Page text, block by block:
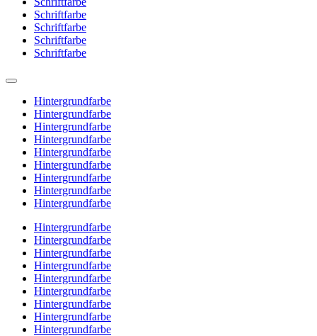
Schriftfarbe
Schriftfarbe
Schriftfarbe
Schriftfarbe
Hintergrundfarbe
Hintergrundfarbe
Hintergrundfarbe
Hintergrundfarbe
Hintergrundfarbe
Hintergrundfarbe
Hintergrundfarbe
Hintergrundfarbe
Hintergrundfarbe
Hintergrundfarbe
Hintergrundfarbe
Hintergrundfarbe
Hintergrundfarbe
Hintergrundfarbe
Hintergrundfarbe
Hintergrundfarbe
Hintergrundfarbe
Hintergrundfarbe